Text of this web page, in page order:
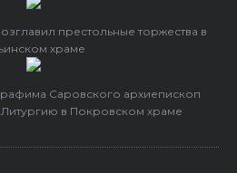
престольные торжества в
храме
Саровского архиепископ
в Покровском храме